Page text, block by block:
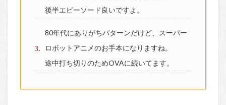
後半エピーソード良いですよ。
80年代にありがちパターンだけど、スーパー
ロボットアニメのお手本になりますね。
途中打ち切りのためOVAに続いてます。